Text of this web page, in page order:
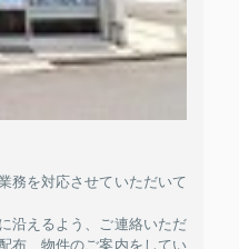
務を対応させていただいて
沿えるよう、ご連絡いただ
布、物件のご案内をしてい